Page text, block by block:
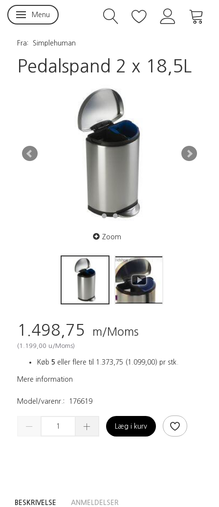
Skifte navigation
Menu
Fra: Simplehuman
Pedalspand 2 x 18,5L
Zoom
1.498,75 m/Moms
(1.199,00 u/Moms)
Køb 5 eller flere til 1.373,75 (1.099,00) pr stk.
Mere information
Model/varenr.: 176619
Læg i kurv
BESKRIVELSE ANMELDELSER